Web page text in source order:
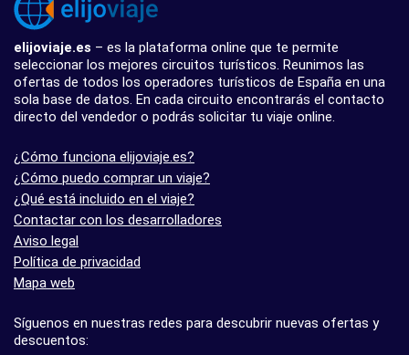
elijoviaje.es – es la plataforma online que te permite
seleccionar los mejores circuitos turísticos. Reunimos las
ofertas de todos los operadores turísticos de España en una
sola base de datos. En cada circuito encontrarás el contacto
directo del vendedor o podrás solicitar tu viaje online.
¿Cómo funciona elijoviaje.es?
¿Cómo puedo comprar un viaje?
¿Qué está incluido en el viaje?
Contactar con los desarrolladores
Aviso legal
Política de privacidad
Mapa web
Síguenos en nuestras redes para descubrir nuevas ofertas y
descuentos: